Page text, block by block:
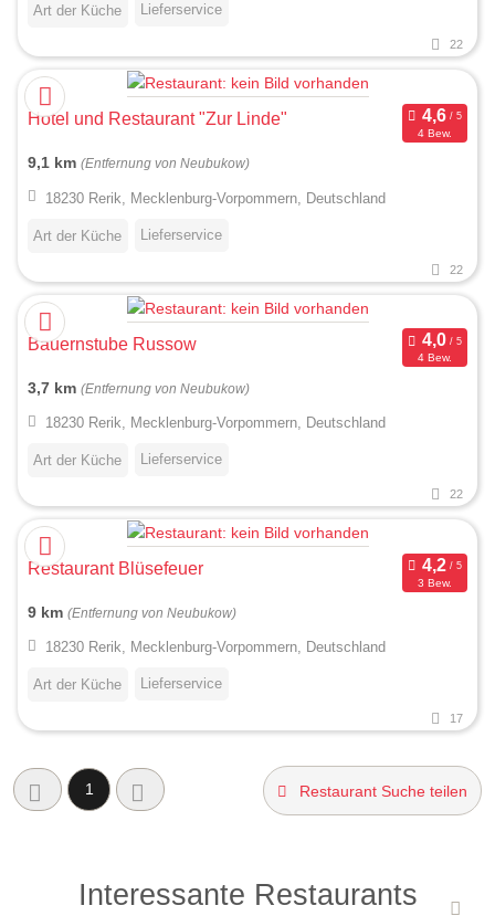
Art der Küche Lieferservice
22
Hotel und Restaurant "Zur Linde"
4 Bew.
9,1 km (Entfernung von Neubukow)
18230 Rerik, Mecklenburg-Vorpommern, Deutschland
Art der Küche Lieferservice
22
Bauernstube Russow
4 Bew.
3,7 km (Entfernung von Neubukow)
18230 Rerik, Mecklenburg-Vorpommern, Deutschland
Art der Küche Lieferservice
22
Restaurant Blüsefeuer
3 Bew.
9 km (Entfernung von Neubukow)
18230 Rerik, Mecklenburg-Vorpommern, Deutschland
Art der Küche Lieferservice
17
1 Restaurant Suche teilen
Interessante Restaurants